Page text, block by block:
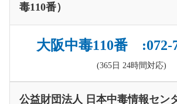
毒110番）
大阪中毒110番 :072-
(365日 24時間対応)
公益財団法人 日本中毒情報セン